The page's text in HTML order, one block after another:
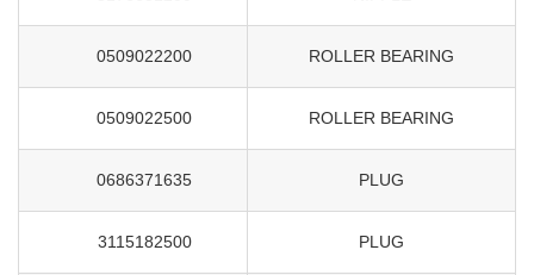
0509022200 ROLLER BEARING
0509022500 ROLLER BEARING
0686371635 PLUG
3115182500 PLUG